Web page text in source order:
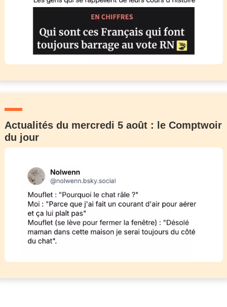
Actualités du mercredi 5 août : le Comptwoir
du jour